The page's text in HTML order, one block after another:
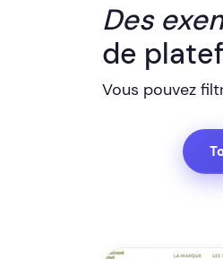
Des
de
Vous pouvez